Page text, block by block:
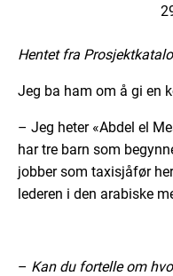
Hentet fra
Jeg ba ham om å gi en
– Jeg heter «Abdel el
har tre barn som
jobber som taxisjåfør
lederen i den arabiske
– Kan du fortelle om